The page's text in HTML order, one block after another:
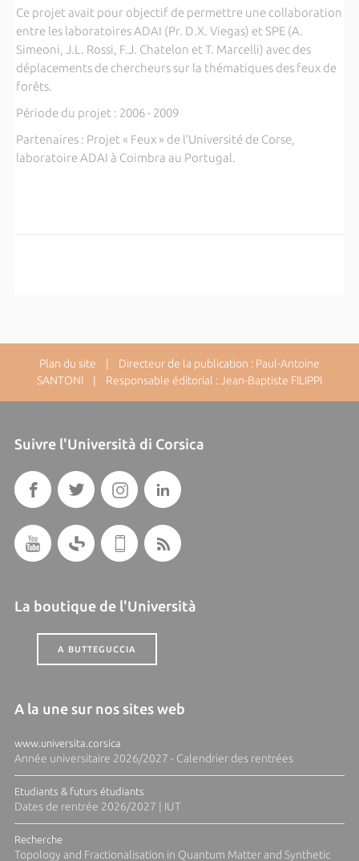
Ce projet avait pour objectif de permettre une collaboration
entre les laboratoires ADAI (Pr. D.X. Viegas) et SPE (A.
Simeoni, J.L. Rossi, F.J. Chatelon et T. Marcelli) avec des
déplacements de chercheurs sur la thématiques des feux de
forêts.
Période du projet : 2006 - 2009
Partenaires : Projet « Feux » de l’Université de Corse,
laboratoire ADAI à Coimbra au Portugal.
Plan du site | Directeur de la publication : Paul-Antoine
SANTONI | Responsable éditorial : Jean-Baptiste FILIPPI
Suivre l'Università di Corsica
La boutique de l'Università
A BUTTEGUCCIA
A la une sur nos sites web
www.universita.corsica
Année universitaire 2026/2027 - Calendrier des rentrées
Etudiants & futurs étudiants
Dates de rentrée 2026/2027 | IUT
Recherche
Topology and Fractionalisation in Quantum Matter and Synthetic